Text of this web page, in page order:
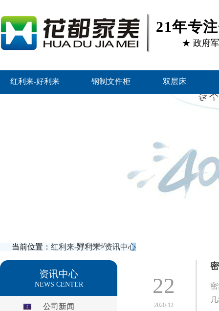
21年专
★ 政府
红利来-好利来 钢制文件柜 双层床
当前位置： 红利来-好利来>资讯中心
资讯中心
NEWS CENTER
公司新闻
22
2020-12